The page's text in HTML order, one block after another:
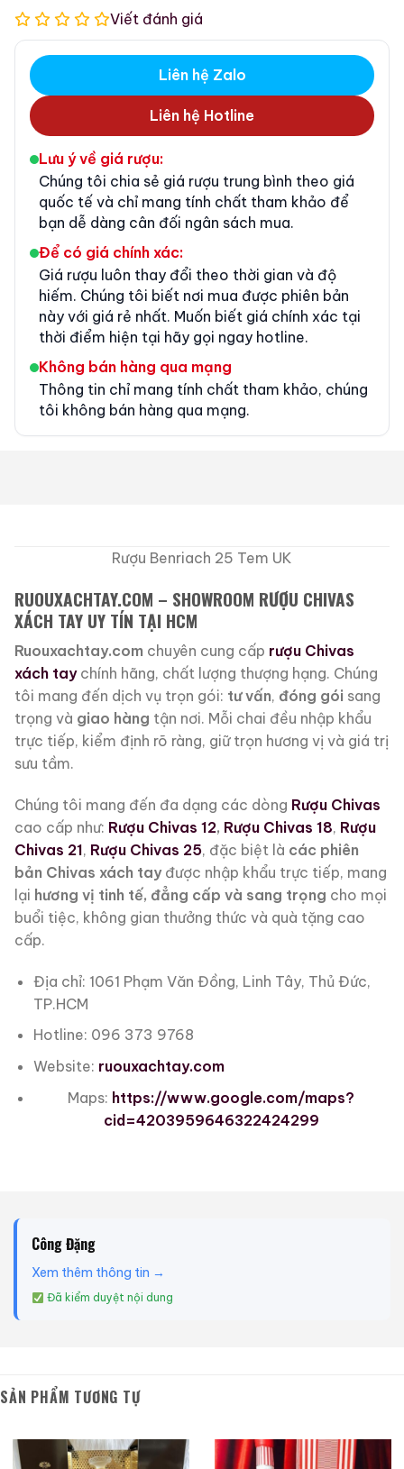
Viết đánh giá
Liên hệ Zalo
Liên hệ Hotline
Lưu ý về giá rượu:
Chúng tôi chia sẻ giá rượu trung bình theo giá
quốc tế và chỉ mang tính chất tham khảo để
bạn dễ dàng cân đối ngân sách mua.
Để có giá chính xác:
Giá rượu luôn thay đổi theo thời gian và độ
hiếm. Chúng tôi biết nơi mua được phiên bản
này với giá rẻ nhất. Muốn biết giá chính xác tại
thời điểm hiện tại hãy gọi ngay hotline.
Không bán hàng qua mạng
Thông tin chỉ mang tính chất tham khảo, chúng
tôi không bán hàng qua mạng.
Rượu Benriach 25 Tem UK
RUOUXACHTAY.COM – SHOWROOM RƯỢU CHIVAS
XÁCH TAY UY TÍN TẠI HCM
Ruouxachtay.com chuyên cung cấp rượu Chivas
xách taychính hãng, chất lượng thượng hạng. Chúng
tôi mang đến dịch vụ trọn gói: tư vấn, đóng gói sang
trọng và giao hàng tận nơi. Mỗi chai đều nhập khẩu
trực tiếp, kiểm định rõ ràng, giữ trọn hương vị và giá trị
sưu tầm.
Chúng tôi mang đến đa dạng các dòng Rượu Chivas
cao cấp như: Rượu Chivas 12, Rượu Chivas 18, Rượu
Chivas 21, Rượu Chivas 25, đặc biệt là các phiên
bản Chivas xách tayđược nhập khẩu trực tiếp, mang
lại hương vị tinh tế, đẳng cấp và sang trọng cho mọi
buổi tiệc, không gian thưởng thức và quà tặng cao
cấp.
Địa chỉ: 1061 Phạm Văn Đồng, Linh Tây, Thủ Đức,
TP.HCM
Hotline: 096 373 9768
Website: ruouxachtay.com
Maps: https://www.google.com/maps?
cid=4203959646322424299
Công Đặng
Xem thêm thông tin →
Đã kiểm duyệt nội dung
SẢN PHẨM TƯƠNG TỰ